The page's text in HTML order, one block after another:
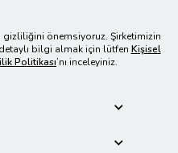
önemsiyoruz. Şirketimizin
bilgi almak için lütfen Kişisel
Politikası’nı inceleyiniz.